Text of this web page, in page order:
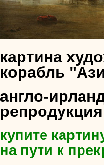
картина
корабль
англо-
купите
на пути к